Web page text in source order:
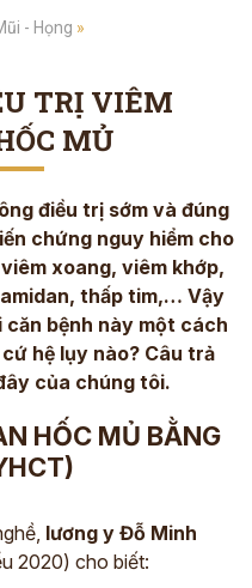
- Họng »
TRỊ VIÊM
MỦ
điều trị sớm và đúng
chứng nguy hiểm cho
xoang, viêm khớp,
thấp tim,… Vậy
căn bệnh này một cách
hệ lụy nào? Câu trả
của chúng tôi.
HỐC MỦ BẰNG
lương y Đỗ Minh
2020) cho biết: